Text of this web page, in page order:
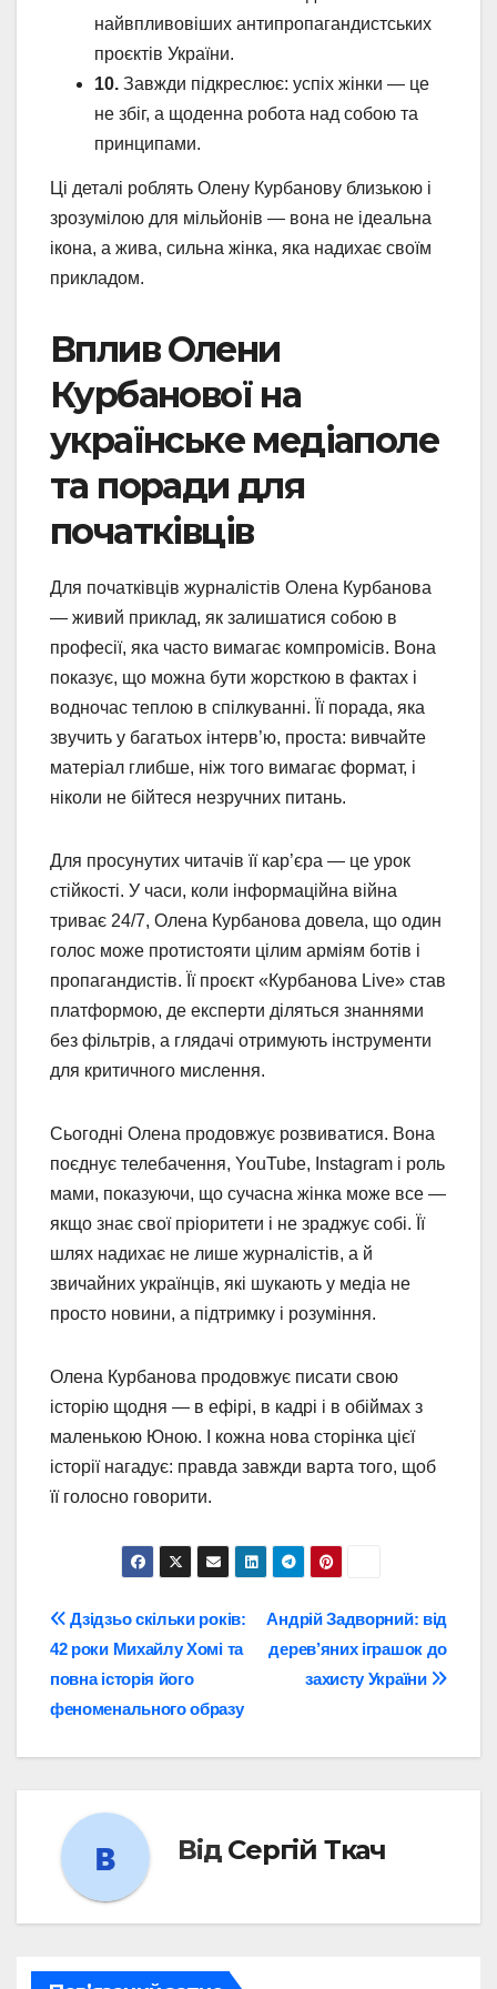
найвпливовіших антипропагандистських
проєктів України.
10. Завжди підкреслює: успіх жінки — це
не збіг, а щоденна робота над собою та
принципами.
Ці деталі роблять Олену Курбанову близькою і
зрозумілою для мільйонів — вона не ідеальна
ікона, а жива, сильна жінка, яка надихає своїм
прикладом.
Вплив Олени
Курбанової на
українське медіаполе
та поради для
початківців
Для початківців журналістів Олена Курбанова
— живий приклад, як залишатися собою в
професії, яка часто вимагає компромісів. Вона
показує, що можна бути жорсткою в фактах і
водночас теплою в спілкуванні. Її порада, яка
звучить у багатьох інтерв’ю, проста: вивчайте
матеріал глибше, ніж того вимагає формат, і
ніколи не бійтеся незручних питань.
Для просунутих читачів її кар’єра — це урок
стійкості. У часи, коли інформаційна війна
триває 24/7, Олена Курбанова довела, що один
голос може протистояти цілим арміям ботів і
пропагандистів. Її проєкт «Курбанова Live» став
платформою, де експерти діляться знаннями
без фільтрів, а глядачі отримують інструменти
для критичного мислення.
Сьогодні Олена продовжує розвиватися. Вона
поєднує телебачення, YouTube, Instagram і роль
мами, показуючи, що сучасна жінка може все —
якщо знає свої пріоритети і не зраджує собі. Її
шлях надихає не лише журналістів, а й
звичайних українців, які шукають у медіа не
просто новини, а підтримку і розуміння.
Олена Курбанова продовжує писати свою
історію щодня — в ефірі, в кадрі і в обіймах з
маленькою Юною. І кожна нова сторінка цієї
історії нагадує: правда завжди варта того, щоб
її голосно говорити.
Навігація
записів
Андрій Задворний: від
дерев’яних іграшок до
захисту України
Дзідзьо скільки років:
42 роки Михайлу Хомі та
повна історія його
феноменального образу
Від Сергій Ткач